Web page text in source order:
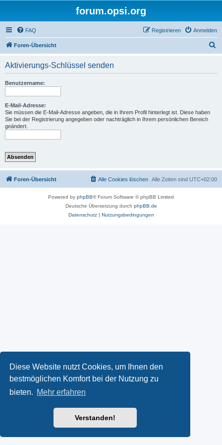
Diese Website nutzt Cookies, um Ihnen den
bestmöglichen Komfort bei der Nutzung zu
bieten. Mehr erfahren
Verstanden!
forum.opsi.org
FAQ Anmelden
Registrieren
Foren-Übersicht
Aktivierungs-Schlüssel senden
Benutzername:
E-Mail-Adresse:
Sie müssen die E-Mail-Adresse angeben, die in Ihrem Profil hinterlegt ist. Diese haben
Sie bei der Registrierung angegeben oder nachträglich in Ihrem persönlichen Bereich
geändert.
Foren-Übersicht Alle Zeiten sind UTC+02:00
Alle Cookies löschen
Powered by phpBB® Forum Software © phpBB Limited
Deutsche Übersetzung durch phpBB.de
Datenschutz| Nutzungsbedingungen